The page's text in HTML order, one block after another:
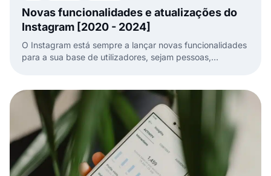
Novas funcionalidades e atualizações do
Instagram [2020 - 2024]
O Instagram está sempre a lançar novas funcionalidades
para a sua base de utilizadores, sejam pessoas,